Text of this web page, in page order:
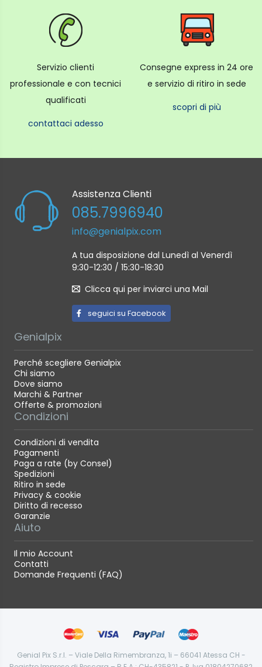
Servizio clienti
professionale e con tecnici
qualificati
contattaci adesso
Consegne express in 24 ore
e servizio di ritiro in sede
scopri di più
Assistenza Clienti
085.7996940
info@genialpix.com
A tua disposizione dal Lunedì al Venerdì
9:30-12:30 / 15:30-18:30
Clicca qui per inviarci una Mail
seguici su Facebook
Genialpix
Perché scegliere Genialpix
Chi siamo
Dove siamo
Marchi & Partner
Offerte & promozioni
Condizioni
Condizioni di vendita
Pagamenti
Paga a rate (by Consel)
Spedizioni
Ritiro in sede
Privacy & cookie
Diritto di recesso
Garanzie
Aiuto
Il mio Account
Contatti
Domande Frequenti (FAQ)
Genial Pix S.r.l. – Viale Della Rimembranza, 1i – 66041 Atessa CH -